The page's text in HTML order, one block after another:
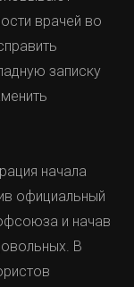
врачей во
записку
начала
официальный
и начав
В